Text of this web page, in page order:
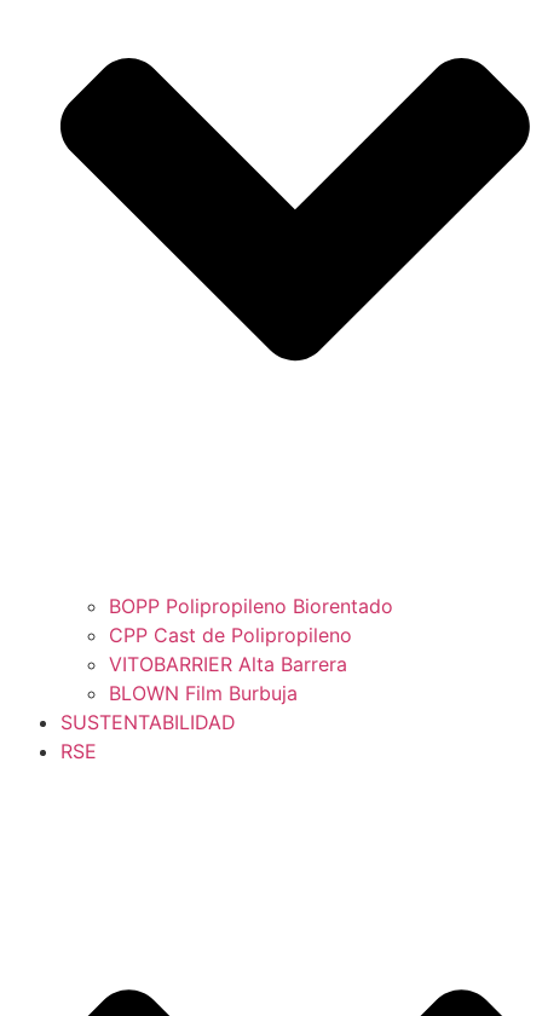
BOPP Polipropileno Biorentado
CPP Cast de Polipropileno
VITOBARRIER Alta Barrera
BLOWN Film Burbuja
SUSTENTABILIDAD
RSE